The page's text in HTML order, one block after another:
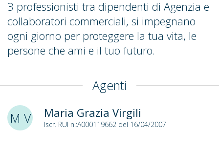
3 professionisti tra dipendenti di Agenzia e
collaboratori commerciali, si impegnano
ogni giorno per proteggere la tua vita, le
persone che ami e il tuo futuro.
Agenti
M V
Maria Grazia Virgili
Iscr. RUI n.:A000119662 del 16/04/2007